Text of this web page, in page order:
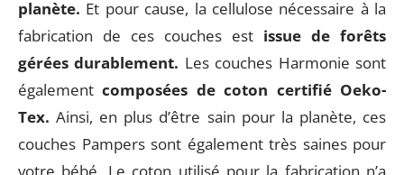
planète. Et pour cause, la cellulose nécessaire à la
fabrication de ces couches est issue de forêts
gérées durablement. Les couches Harmonie sont
également composées de coton certifié Oeko-
Tex. Ainsi, en plus d’être sain pour la planète, ces
couches Pampers sont également très saines pour